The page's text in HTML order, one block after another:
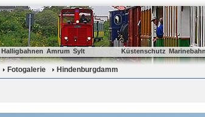
Halligbahnen Amrum Sylt Küstenschutz
Fotogalerie Hindenburgdamm